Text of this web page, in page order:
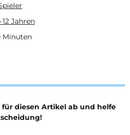
12 Jahren
Minuten
diesen Artikel ab und helfe